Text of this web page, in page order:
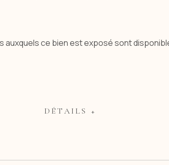
auxquels ce bien est exposé sont
DÉTAILS +